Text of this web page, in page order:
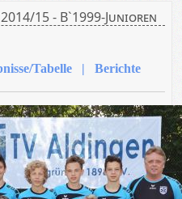
15 - B`1999-Junioren
Tabelle | Berichte